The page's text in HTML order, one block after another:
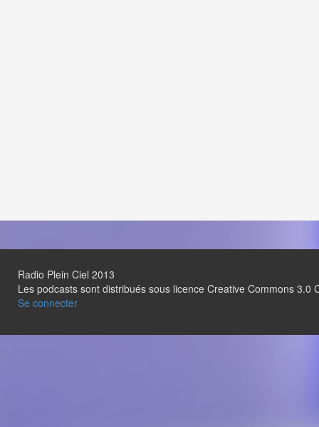
Radio Plein Ciel 2013
Les podcasts sont distribués sous licence Creative Commons 3.0
Se connecter